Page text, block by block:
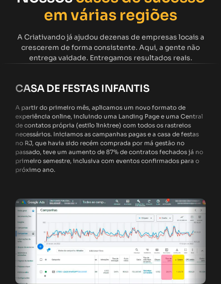
em várias regiões
A Criativando já ajudou dezenas de empresas locais a
crescerem de forma consistente. Aqui, a gente não
entrega vaidade. Entregamos resultados reais.
CASA DE FESTAS INFANTIS
A partir do primeiro mês, aplicamos um novo formato de
experiência online, incluindo uma Landing Page e uma Central
de contatos própria (estilo linktree) com todos os rastreios
necessários. Iniciamos as campanhas pagas e a casa de festas
no RJ, que havia sido recém comprada por má gestão no
passado, teve um aumento de 87% de contratos fechados já no
primeiro semestre, inclusiva com eventos confirmados para o
próximo ano.